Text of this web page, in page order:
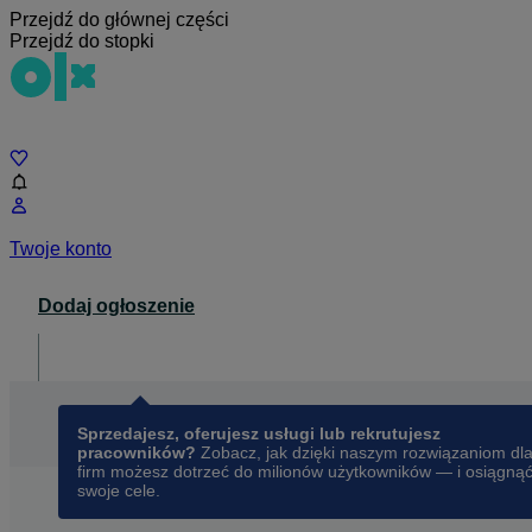
Przejdź do głównej części
Przejdź do stopki
Twoje konto
Dodaj ogłoszenie
Sprzedajesz, oferujesz usługi lub rekrutujesz
pracowników? Zobacz, jak dzięki naszym rozwiązaniom dla
firm możesz dotrzeć do milionów użytkowników — i osiągnąć
swoje cele.